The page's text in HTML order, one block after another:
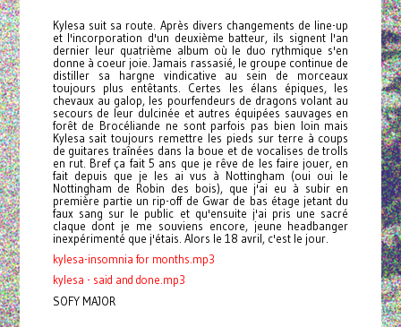
Kylesa suit sa route. Après divers changements de line-up
et l'incorporation d'un deuxième batteur, ils signent l'an
dernier leur quatrième album où le duo rythmique s'en
donne à coeur joie. Jamais rassasié, le groupe continue de
distiller sa hargne vindicative au sein de morceaux
toujours plus entêtants. Certes les élans épiques, les
chevaux au galop, les pourfendeurs de dragons volant au
secours de leur dulcinée et autres équipées sauvages en
forêt de Brocéliande ne sont parfois pas bien loin mais
Kylesa sait toujours remettre les pieds sur terre à coups
de guitares traînées dans la boue et de vocalises de trolls
en rut. Bref ça fait 5 ans que je rêve de les faire jouer, en
fait depuis que je les ai vus à Nottingham (oui oui le
Nottingham de Robin des bois), que j'ai eu à subir en
première partie un rip-off de Gwar de bas étage jetant du
faux sang sur le public et qu'ensuite j'ai pris une sacré
claque dont je me souviens encore, jeune headbanger
inexpérimenté que j'étais. Alors le 18 avril, c'est le jour.
kylesa-insomnia for months.mp3
kylesa - said and done.mp3
SOFY MAJOR